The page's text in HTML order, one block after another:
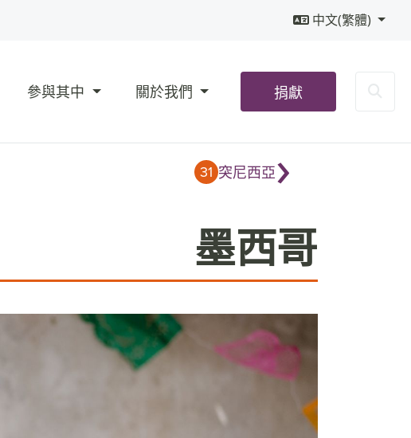
中文(繁體)
參與其中 關於我們 捐獻
31 突尼西亞›
墨西哥